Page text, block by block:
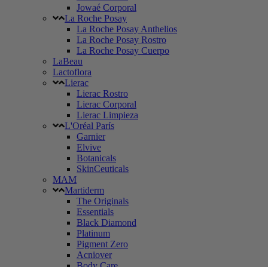
Jowaé Corporal
La Roche Posay
La Roche Posay Anthelios
La Roche Posay Rostro
La Roche Posay Cuerpo
LaBeau
Lactoflora
Lierac
Lierac Rostro
Lierac Corporal
Lierac Limpieza
L'Oréal París
Garnier
Elvive
Botanicals
SkinCeuticals
MAM
Martiderm
The Originals
Essentials
Black Diamond
Platinum
Pigment Zero
Acniover